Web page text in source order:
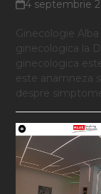
4 septembrie
Ginecologie
ginecologica la
ginecologica
este anamneza
despre